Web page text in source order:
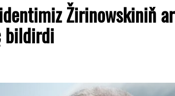
Žirinowskiniň
bildirdi